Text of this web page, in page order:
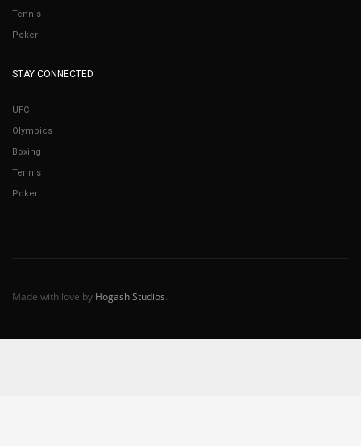
Tennis
Poker
STAY CONNECTED
UFC
Olympics
Boxing
Tennis
Poker
Made with love by Hogash Studios.